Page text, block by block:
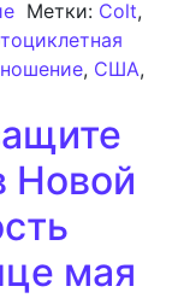
Метки: Colt,
, США,
Новой
мая